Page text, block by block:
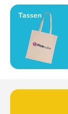
Tassen